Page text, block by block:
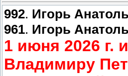
992. Игорь
961. Игорь
1 июня 2026 г.
Владимиру